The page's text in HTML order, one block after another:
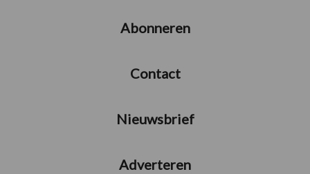
Abonneren
Contact
Nieuwsbrief
Adverteren